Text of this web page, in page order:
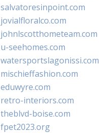
salvatoresinpoint.com
jovialfloralco.com
johnlscotthometeam.com
u-seehomes.com
watersportslagonissi.com
mischieffashion.com
eduwyre.com
retro-interiors.com
theblvd-boise.com
fpet2023.org